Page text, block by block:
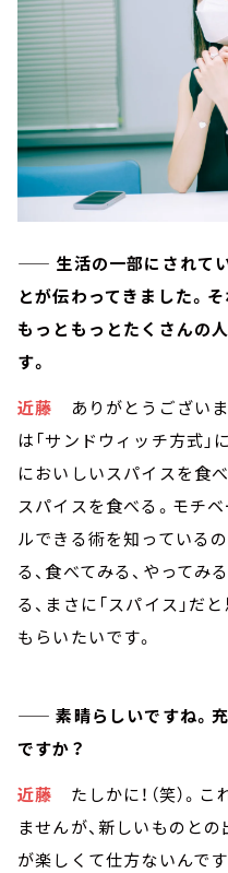
—— 生活の一部にされて
とが伝わってきました。
もっともっとたくさんの
す。
近藤 ありがとうございま
は「サンドウィッチ方式
においしいスパイスを食
スパイスを食べる。モチ
ルできる術を知っている
る、食べてみる、やって
る、まさに「スパイス」だ
もらいたいです。
—— 素晴らしいですね。充
ですか？
近藤 たしかに！（笑）。
ませんが、新しいものと
が楽しくて仕方ないんです